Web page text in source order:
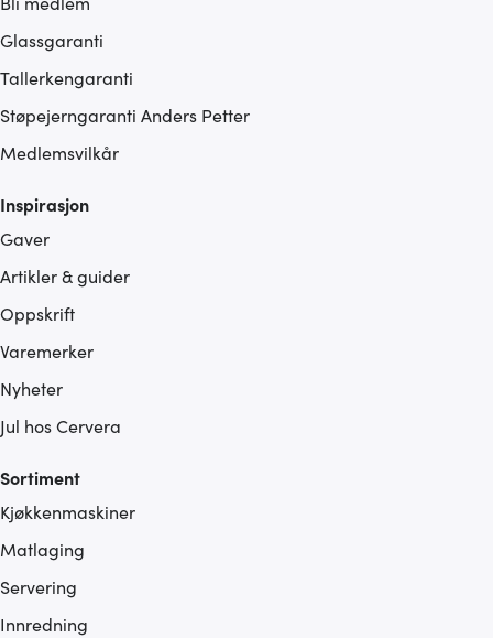
Glassgaranti
Tallerkengaranti
Støpejerngaranti Anders Petter
Medlemsvilkår
Inspirasjon
Gaver
Artikler & guider
Oppskrift
Varemerker
Nyheter
Jul hos Cervera
Sortiment
Kjøkkenmaskiner
Matlaging
Servering
Innredning